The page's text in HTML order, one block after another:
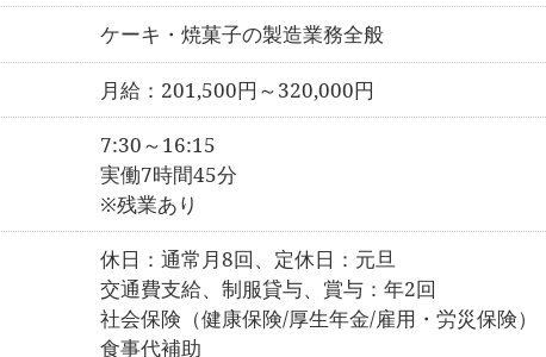
ケーキ・焼菓子の製造業務全般
月給：201,500円～320,000円
7:30～16:15
実働7時間45分
※残業あり
休日：通常月8回、定休日：元旦
交通費支給、制服貸与、賞与：年2回
社会保険（健康保険/厚生年金/雇用・労災保険）
食事代補助